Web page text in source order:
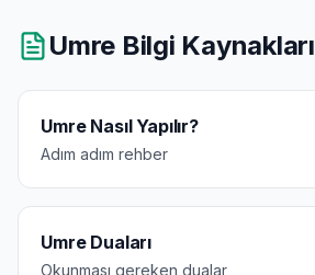
Umre Bilgi Kaynakları
Umre Nasıl Yapılır?
Adım adım rehber
Umre Duaları
Okunması gereken dualar